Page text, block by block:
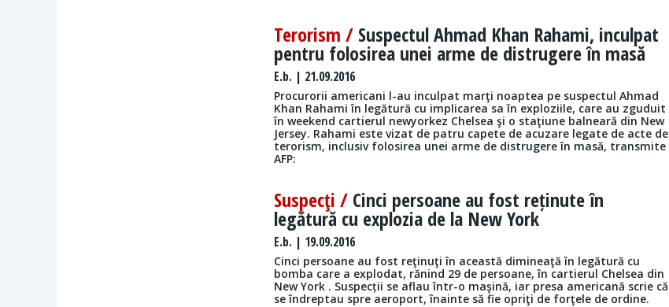
Terorism / Suspectul Ahmad Khan Rahami, inculpat
pentru folosirea unei arme de distrugere în masă
E.b. | 21.09.2016
Procurorii americani l-au inculpat marţi noaptea pe suspectul Ahmad
Khan Rahami în legătură cu implicarea sa în exploziile, care au zguduit
în weekend cartierul newyorkez Chelsea şi o staţiune balneară din New
Jersey. Rahami este vizat de patru capete de acuzare legate de acte de
terorism, inclusiv folosirea unei arme de distrugere în masă, transmite
AFP:
Suspecţi / Cinci persoane au fost reținute în
legătură cu explozia de la New York
E.b. | 19.09.2016
Cinci persoane au fost reţinuţi în această dimineaţă în legătură cu
bomba care a explodat, rănind 29 de persoane, în cartierul Chelsea din
New York . Suspecții se aflau într-o maşină, iar presa americană scrie că
se îndreptau spre aeroport, înainte să fie opriţi de forţele de ordine.